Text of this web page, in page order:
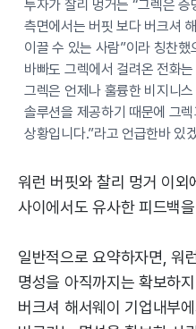
투자가 찰리 멍거는 “그렉은
측면에서는 버핏 보다 버크셔
이끌 수 있는 사람”이라 칭찬했
바빠도 그렉에서 걸려온 전화
그렉은 언제나 훌륭한 비지니
솔루션을 제공하기 때문에 그
상황입니다.”라고 언급한바 있
워런 버핏와 찰리 멍거 이외
사이에서도 유사한 피드백
일반적으로 요약하자면, 워
명성을 아직까지는 확보하
버크셔 해서웨이 기업내부